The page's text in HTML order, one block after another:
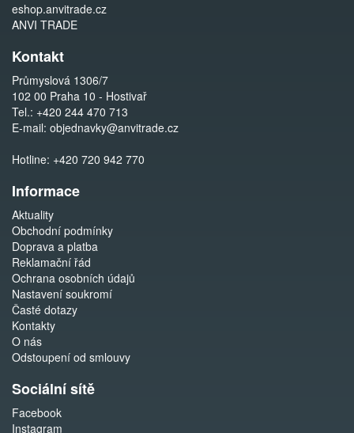
eshop.anvitrade.cz
ANVI TRADE
Kontakt
Průmyslová 1306/7
102 00 Praha 10 - Hostivař
Tel.: +420 244 470 713
E-mail: objednavky@anvitrade.cz
Hotline: +420 720 942 770
Informace
Aktuality
Obchodní podmínky
Doprava a platba
Reklamační řád
Ochrana osobních údajů
Nastavení soukromí
Časté dotazy
Kontakty
O nás
Odstoupení od smlouvy
Sociální sítě
Facebook
Instagram